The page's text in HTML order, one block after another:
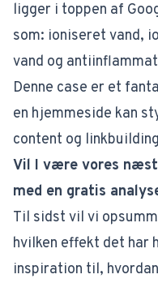
ligger i toppen af
som: ioniseret vand,
vand og
Denne case er et
en hjemmeside kan
content og linkbuilding
Vil I være vores
med en gratis
Til sidst vil vi
hvilken effekt det har
inspiration til,